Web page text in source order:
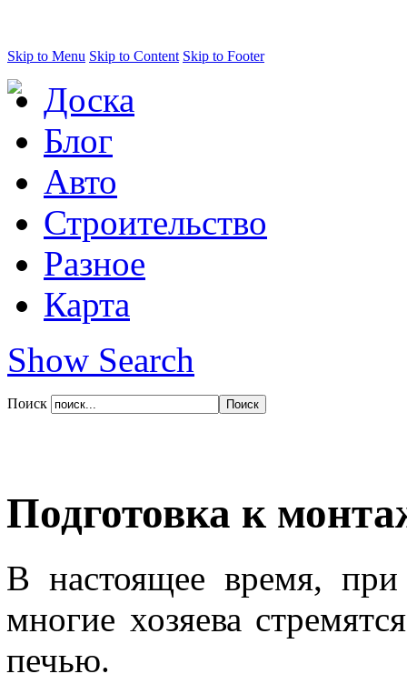
Skip to Menu Skip to Content Skip to Footer
Доска
Блог
Авто
Строительство
Разное
Карта
Show Search
Поиск
Подготовка к
В настоящее время, при
многие хозяева
печью.